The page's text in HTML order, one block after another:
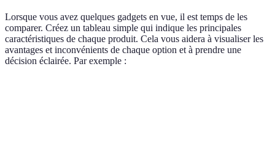
Lorsque vous avez quelques gadgets en vue, il est temps de les
comparer. Créez un tableau simple qui indique les principales
caractéristiques de chaque produit. Cela vous aidera à visualiser les
avantages et inconvénients de chaque option et à prendre une
décision éclairée. Par exemple :